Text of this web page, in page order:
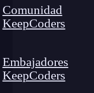
Comunidad
KeepCoders
Embajadores
KeepCoders